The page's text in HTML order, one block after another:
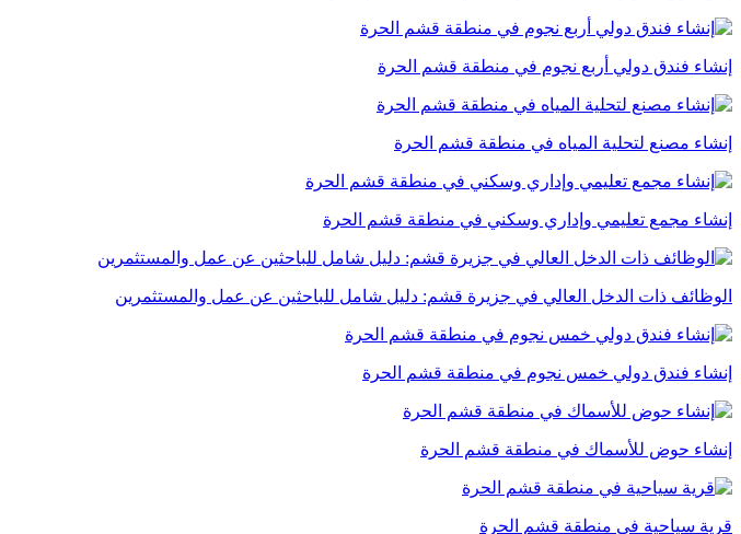
إنشاء فندق دولي أربع نجوم في منطقة قشم الحرة
إنشاء مصنع لتحلية المياه في منطقة قشم الحرة
إنشاء مجمع تعليمي وإداري وسكني في منطقة قشم الحرة
الوظائف ذات الدخل العالي في جزيرة قشم: دليل شامل للباحثين عن عمل والمستثمرين
إنشاء فندق دولي خمس نجوم في منطقة قشم الحرة
إنشاء حوض للأسماك في منطقة قشم الحرة
قرية سياحية في منطقة قشم الحرة